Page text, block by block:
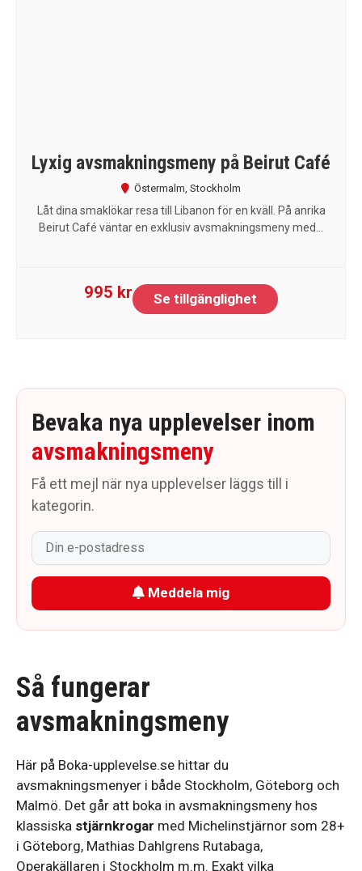
Lyxig avsmakningsmeny på Beirut Café
Östermalm Stockholm
Låt dina smaklökar resa till Libanon för en kväll. På anrika
Beirut Café väntar en exklusiv avsmakningsmeny med...
995 kr Se tillgänglighet
Bevaka nya upplevelser inom
avsmakningsmeny
Få ett mejl när nya upplevelser läggs till i
kategorin.
Meddela mig
Så fungerar
avsmakningsmeny
Här på Boka-upplevelse.se hittar du
avsmakningsmenyer i både Stockholm, Göteborg och
Malmö. Det går att boka in avsmakningsmeny hos
klassiska stjärnkrogar med Michelinstjärnor som 28+
i Göteborg, Mathias Dahlgrens Rutabaga,
Operakällaren i Stockholm m.m. Exakt vilka